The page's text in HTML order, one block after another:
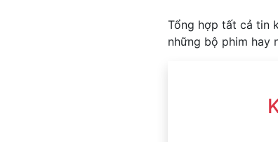
Tổng hợp tất cả tin
những bộ phim hay